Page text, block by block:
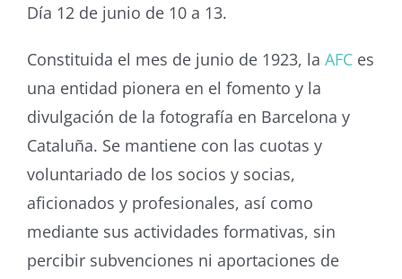
Día 12 de junio de 10 a 13.
Constituida el mes de junio de 1923, la AFCes
una entidad pionera en el fomento y la
divulgación de la fotografía en Barcelona y
Cataluña. Se mantiene con las cuotas y
voluntariado de los socios y socias,
aficionados y profesionales, así como
mediante sus actividades formativas, sin
percibir subvenciones ni aportaciones de